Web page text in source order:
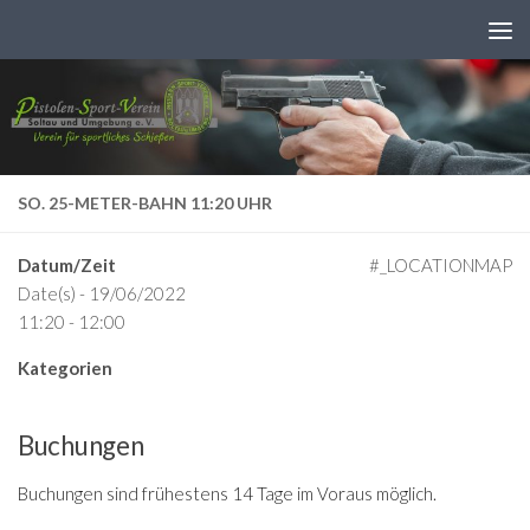
SO. 25-METER-BAHN 11:20 UHR
#_LOCATIONMAP
Datum/Zeit
Date(s) - 19/06/2022
11:20 - 12:00
Kategorien
Buchungen
Buchungen sind frühestens 14 Tage im Voraus möglich.